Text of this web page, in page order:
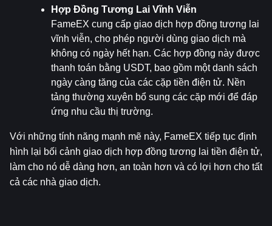
Hợp Đồng Tương Lai Vĩnh Viễn
FameEX cung cấp giao dịch hợp đồng tương lai
vĩnh viễn, cho phép người dùng giao dịch mà
không có ngày hết hạn. Các hợp đồng này được
thanh toán bằng USDT, bao gồm một danh sách
ngày càng tăng của các cặp tiền điện tử. Nền
tảng thường xuyên bổ sung các cặp mới để đáp
ứng nhu cầu thị trường.
Với những tính năng mạnh mẽ này, FameEX tiếp tục định
hình lại bối cảnh giao dịch hợp đồng tương lai tiền điện tử,
làm cho nó dễ dàng hơn, an toàn hơn và có lợi hơn cho tất
cả các nhà giao dịch.